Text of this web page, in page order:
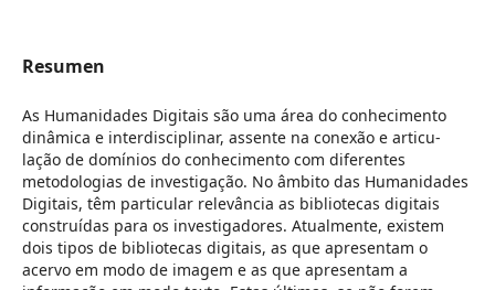
Resumen
As Humanidades Digitais são uma área do conhecimento
dinâmica e interdisciplinar, assente na conexão e articu-
lação de domínios do conhecimento com diferentes
metodologias de investigação. No âmbito das Humanidades
Digitais, têm particular relevância as bibliotecas digitais
construídas para os investigadores. Atualmente, existem
dois tipos de bibliotecas digitais, as que apresentam o
acervo em modo de imagem e as que apresentam a